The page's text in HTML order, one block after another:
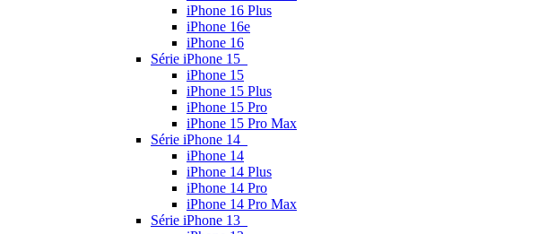
iPhone 16 Plus
iPhone 16e
iPhone 16
Série iPhone 15
iPhone 15
iPhone 15 Plus
iPhone 15 Pro
iPhone 15 Pro Max
Série iPhone 14
iPhone 14
iPhone 14 Plus
iPhone 14 Pro
iPhone 14 Pro Max
Série iPhone 13